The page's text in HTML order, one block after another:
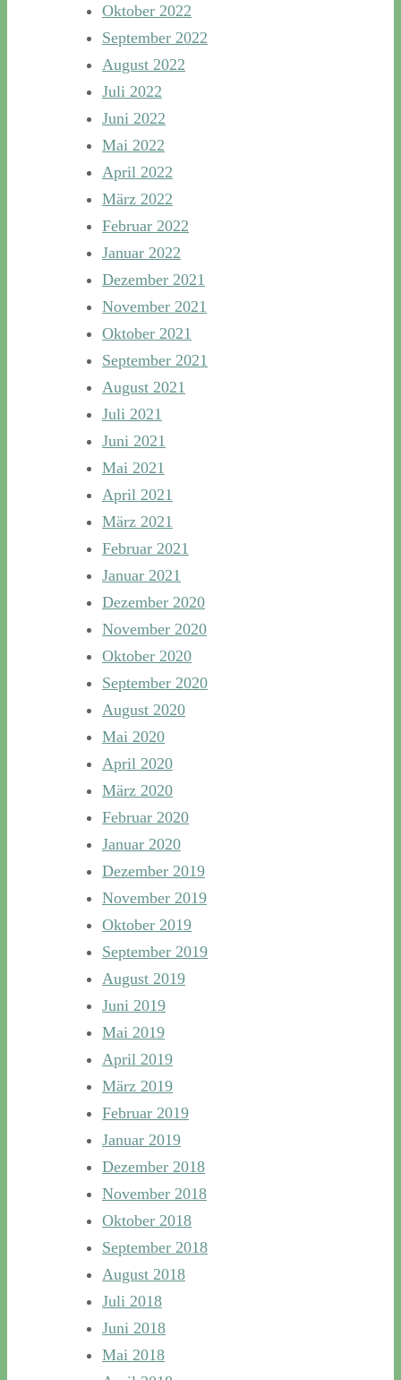
Oktober 2022
September 2022
August 2022
Juli 2022
Juni 2022
Mai 2022
April 2022
März 2022
Februar 2022
Januar 2022
Dezember 2021
November 2021
Oktober 2021
September 2021
August 2021
Juli 2021
Juni 2021
Mai 2021
April 2021
März 2021
Februar 2021
Januar 2021
Dezember 2020
November 2020
Oktober 2020
September 2020
August 2020
Mai 2020
April 2020
März 2020
Februar 2020
Januar 2020
Dezember 2019
November 2019
Oktober 2019
September 2019
August 2019
Juni 2019
Mai 2019
April 2019
März 2019
Februar 2019
Januar 2019
Dezember 2018
November 2018
Oktober 2018
September 2018
August 2018
Juli 2018
Juni 2018
Mai 2018